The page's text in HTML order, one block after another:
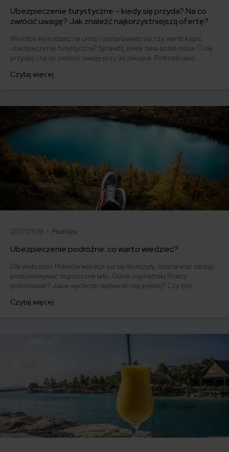
Ubezpieczenie turystyczne – kiedy się przyda? Na co
zwrócić uwagę? Jak znaleźć najkorzystniejszą ofertę?
Wkrótce wyjeżdżasz na urlop i zastanawiasz się, czy warto kupić
ubezpieczenie turystyczne? Sprawdź, kiedy taka polisa może Ci się
przydać i na co zwrócić uwagę przy jej zakupie. Potrzebujesz
najlepsze ubezpieczenie turystyczne.
Czytaj więcej
2017.09.19 • Podróże
Ubezpieczenie podróżne: co warto wiedzieć?
Dla większości Polaków wakacje już się skończyły, można więc zacząć
podsumowywać tegoroczne lato. Gdzie najchętniej Polacy
podróżowali? Jakie wycieczki wybierali najczęściej? Czy byli
Czytaj więcej